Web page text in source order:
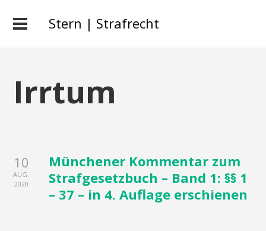
Stern | Strafrecht
Irrtum
10
AUG.
2020
Münchener Kommentar zum
Strafgesetzbuch – Band 1: §§ 1
– 37 – in 4. Auflage erschienen